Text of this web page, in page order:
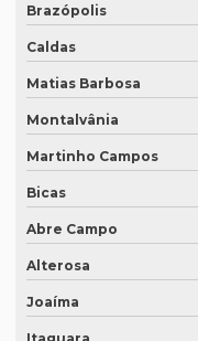
Locação de
Locação sistema
Localização de software
Melhor empresa de
Melhor empresa de
Melhor tradução
O que é degravação de
O que significa tradução
Brazópolis
Caldas
Matias Barbosa
Montalvânia
Martinho Campos
Bicas
Abre Campo
Alterosa
Joaíma